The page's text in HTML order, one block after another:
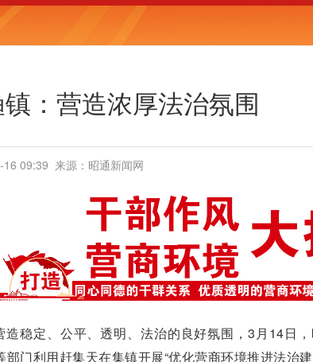
：营造浓厚法治氛围
09:39 来源：昭通新闻网
造稳定、公平、透明、法治的良好氛围，3月14日
部门利用赶集天在集镇开展“优化营商环境推进法治建